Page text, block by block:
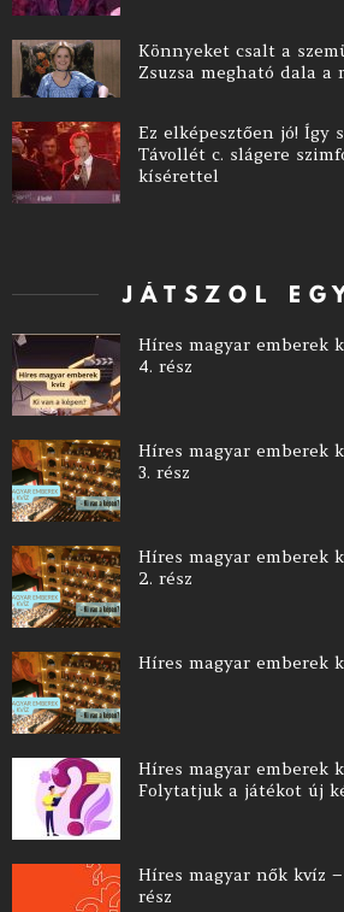
Könnyeket csalt a
Zsuzsa megható dala a
Ez elképesztően jó! Így
Távollét c. slágere
kísérettel
JÁTSZOL
Híres magyar emberek
4. rész
Híres magyar emberek
3. rész
Híres magyar emberek
2. rész
Híres magyar emberek
Híres magyar emberek
Folytatjuk a játékot új
Híres magyar nők kvíz
rész